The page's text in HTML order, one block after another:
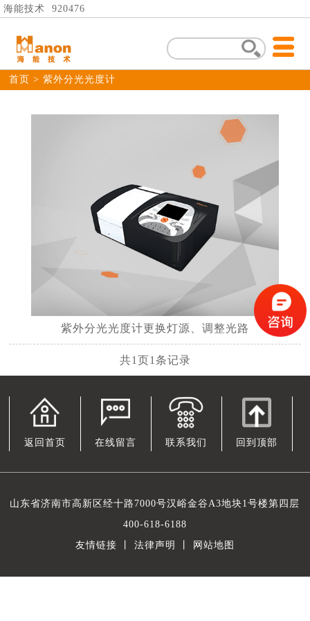
海能技术 920476
首页 > 紫外分光光度计
紫外分光光度计更换灯源、调整光路
共1 页1 条记录
返回首页 在线留言 联系我们 回到顶部
山东省济南市高新区经十路7000号汉峪金谷A3地块1号楼第四层
400-618-6188
友情链接
法律声明 网站地图